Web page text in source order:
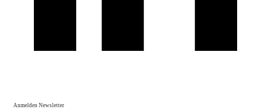
Anmelden Newsletter